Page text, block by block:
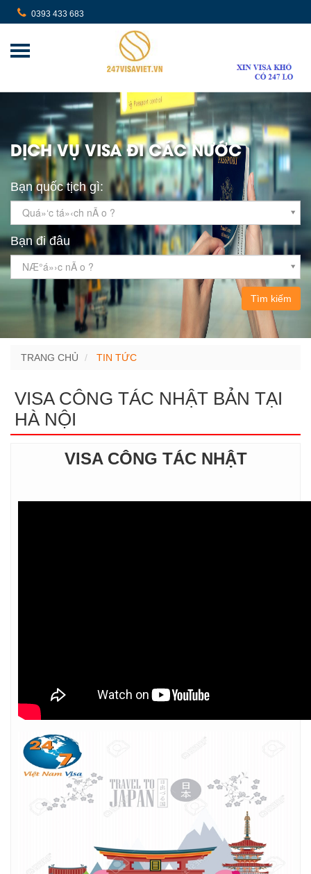
0393 433 683
DỊCH VỤ VISA ĐI CÁC NƯỚC
Bạn quốc tịch gì:
Quá»‘c tá»‹ch nÃ o ?
Bạn đi đâu
NÆ°á»›c nÃ o ?
Tìm kiếm
TRANG CHỦ TIN TỨC
VISA CÔNG TÁC NHẬT BẢN TẠI
HÀ NỘI
VISA CÔNG TÁC NHẬT